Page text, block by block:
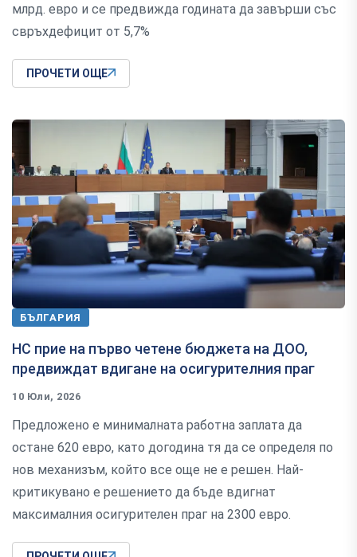
млрд. евро и се предвижда годината да завърши със
свръхдефицит от 5,7%
ПРОЧЕТИ ОЩЕ
БЪЛГАРИЯ
НС прие на първо четене бюджета на ДОО,
предвиждат вдигане на осигурителния праг
10 Юли, 2026
Предложено е минималната работна заплата да
остане 620 евро, като догодина тя да се определя по
нов механизъм, който все още не е решен. Най-
критикувано е решението да бъде вдигнат
максималния осигурителен праг на 2300 евро.